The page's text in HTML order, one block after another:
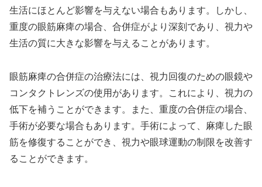
生活にほとんど影響を与えない場合もあります。しかし、
重度の眼筋麻痺の場合、合併症がより深刻であり、視力や
生活の質に大きな影響を与えることがあります。
眼筋麻痺の合併症の治療法には、視力回復のための眼鏡や
コンタクトレンズの使用があります。これにより、視力の
低下を補うことができます。また、重度の合併症の場合、
手術が必要な場合もあります。手術によって、麻痺した眼
筋を修復することができ、視力や眼球運動の制限を改善す
ることができます。